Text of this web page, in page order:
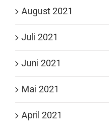
August 2021
Juli 2021
Juni 2021
Mai 2021
April 2021